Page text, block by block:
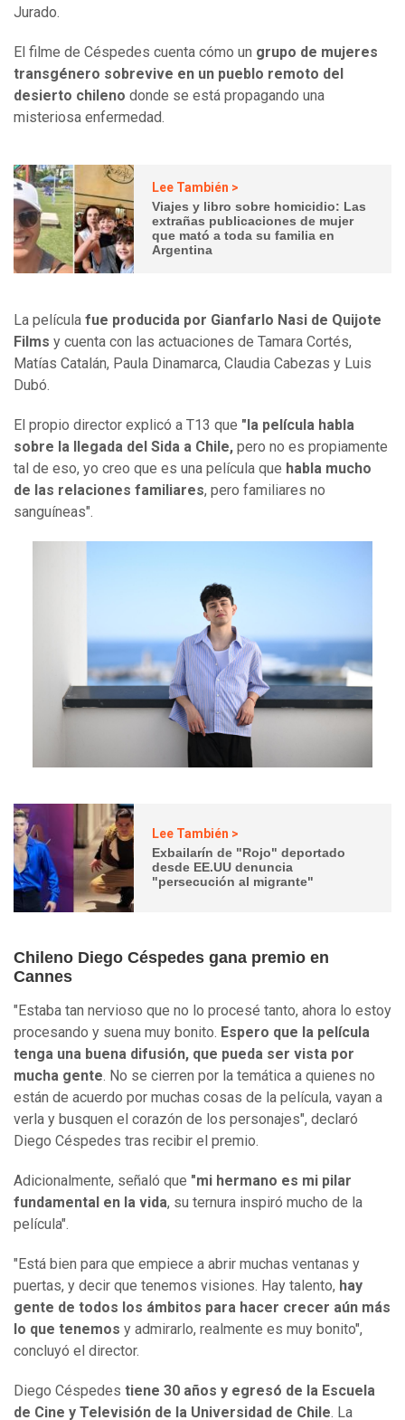
Jurado.
El filme de Céspedes cuenta cómo un grupo de mujeres
transgénero sobrevive en un pueblo remoto del
desierto chileno donde se está propagando una
misteriosa enfermedad.
Lee También >
Viajes y libro sobre homicidio: Las
extrañas publicaciones de mujer
que mató a toda su familia en
Argentina
La película fue producida por Gianfarlo Nasi de Quijote
Films y cuenta con las actuaciones de Tamara Cortés,
Matías Catalán, Paula Dinamarca, Claudia Cabezas y Luis
Dubó.
El propio director explicó a T13 que "la película habla
sobre la llegada del Sida a Chile, pero no es propiamente
tal de eso, yo creo que es una película que habla mucho
de las relaciones familiares, pero familiares no
sanguíneas".
Lee También >
Exbailarín de "Rojo" deportado
desde EE.UU denuncia
"persecución al migrante"
Chileno Diego Céspedes gana premio en
Cannes
"Estaba tan nervioso que no lo procesé tanto, ahora lo estoy
procesando y suena muy bonito. Espero que la película
tenga una buena difusión, que pueda ser vista por
mucha gente . No se cierren por la temática a quienes no
están de acuerdo por muchas cosas de la película, vayan a
verla y busquen el corazón de los personajes", declaró
Diego Céspedes tras recibir el premio.
Adicionalmente, señaló que "mi hermano es mi pilar
fundamental en la vida, su ternura inspiró mucho de la
película".
"Está bien para que empiece a abrir muchas ventanas y
puertas, y decir que tenemos visiones. Hay talento, hay
gente de todos los ámbitos para hacer crecer aún más
lo que tenemos y admirarlo, realmente es muy bonito",
concluyó el director.
Diego Céspedes tiene 30 años y egresó de la Escuela
de Cine y Televisión de la Universidad de Chile . La